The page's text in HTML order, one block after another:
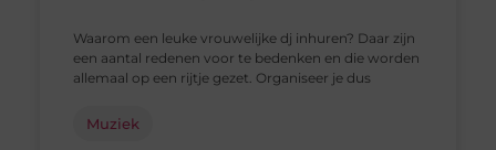
Waarom een leuke vrouwelijke dj inhuren? Daar zijn
een aantal redenen voor te bedenken en die worden
allemaal op een rijtje gezet. Organiseer je dus
Muziek